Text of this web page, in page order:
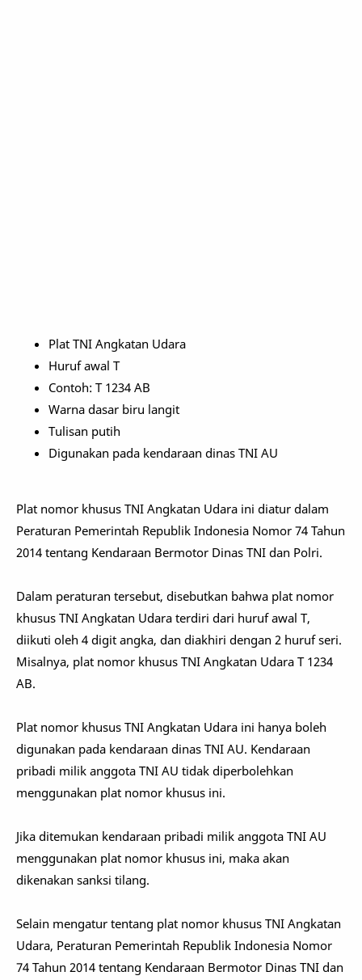
Plat TNI Angkatan Udara
Huruf awal T
Contoh: T 1234 AB
Warna dasar biru langit
Tulisan putih
Digunakan pada kendaraan dinas TNI AU
Plat nomor khusus TNI Angkatan Udara ini diatur dalam
Peraturan Pemerintah Republik Indonesia Nomor 74 Tahun
2014 tentang Kendaraan Bermotor Dinas TNI dan Polri.
Dalam peraturan tersebut, disebutkan bahwa plat nomor
khusus TNI Angkatan Udara terdiri dari huruf awal T,
diikuti oleh 4 digit angka, dan diakhiri dengan 2 huruf seri.
Misalnya, plat nomor khusus TNI Angkatan Udara T 1234
AB.
Plat nomor khusus TNI Angkatan Udara ini hanya boleh
digunakan pada kendaraan dinas TNI AU. Kendaraan
pribadi milik anggota TNI AU tidak diperbolehkan
menggunakan plat nomor khusus ini.
Jika ditemukan kendaraan pribadi milik anggota TNI AU
menggunakan plat nomor khusus ini, maka akan
dikenakan sanksi tilang.
Selain mengatur tentang plat nomor khusus TNI Angkatan
Udara, Peraturan Pemerintah Republik Indonesia Nomor
74 Tahun 2014 tentang Kendaraan Bermotor Dinas TNI dan